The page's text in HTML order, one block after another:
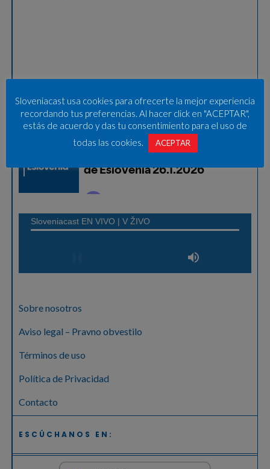
Sobre nosotros
Aviso legal – Pravno obvestilo
Términos de uso
Política de Privacidad
Contacto
ESCÚCHANOS EN:
Sloveniacast usa cookies para ofrecerte la mejor experiencia
recordando tus preferencias. Al hacer click en "ACEPTAR",
estás de acuerdo y das tu consentimiento para el uso de
todas las cookies.
ACEPTAR